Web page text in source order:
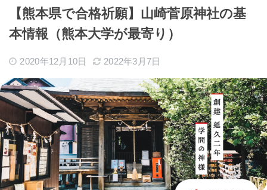
【熊本県で合格祈願】山崎菅原神社の基
本情報（熊本大学が最寄り）
2020年12月10日 2022年3月7日